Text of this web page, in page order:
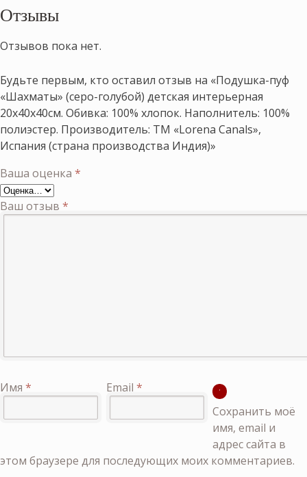
Отзывы
Отзывов пока нет.
Будьте первым, кто оставил отзыв на «Подушка-пуф
«Шахматы» (серо-голубой) детская интерьерная
20х40х40см. Обивка: 100% хлопок. Наполнитель: 100%
полиэстер. Производитель: ТМ «Lorena Canals»,
Испания (страна производства Индия)»
Ваша оценка *
Ваш отзыв *
Имя * Email *
Сохранить моё
имя, email и
адрес сайта в
этом браузере для последующих моих комментариев.